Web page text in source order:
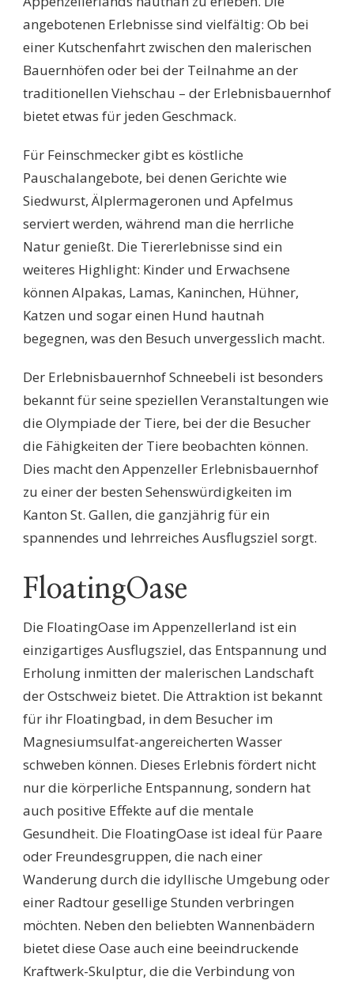
angebotenen Erlebnisse sind vielfältig: Ob bei
einer Kutschenfahrt zwischen den malerischen
Bauernhöfen oder bei der Teilnahme an der
traditionellen Viehschau – der Erlebnisbauernhof
bietet etwas für jeden Geschmack.
Für Feinschmecker gibt es köstliche
Pauschalangebote, bei denen Gerichte wie
Siedwurst, Älplermageronen und Apfelmus
serviert werden, während man die herrliche
Natur genießt. Die Tiererlebnisse sind ein
weiteres Highlight: Kinder und Erwachsene
können Alpakas, Lamas, Kaninchen, Hühner,
Katzen und sogar einen Hund hautnah
begegnen, was den Besuch unvergesslich macht.
Der Erlebnisbauernhof Schneebeli ist besonders
bekannt für seine speziellen Veranstaltungen wie
die Olympiade der Tiere, bei der die Besucher
die Fähigkeiten der Tiere beobachten können.
Dies macht den Appenzeller Erlebnisbauernhof
zu einer der besten Sehenswürdigkeiten im
Kanton St. Gallen, die ganzjährig für ein
spannendes und lehrreiches Ausflugsziel sorgt.
FloatingOase
Die FloatingOase im Appenzellerland ist ein
einzigartiges Ausflugsziel, das Entspannung und
Erholung inmitten der malerischen Landschaft
der Ostschweiz bietet. Die Attraktion ist bekannt
für ihr Floatingbad, in dem Besucher im
Magnesiumsulfat-angereicherten Wasser
schweben können. Dieses Erlebnis fördert nicht
nur die körperliche Entspannung, sondern hat
auch positive Effekte auf die mentale
Gesundheit. Die FloatingOase ist ideal für Paare
oder Freundesgruppen, die nach einer
Wanderung durch die idyllische Umgebung oder
einer Radtour gesellige Stunden verbringen
möchten. Neben den beliebten Wannenbädern
bietet diese Oase auch eine beeindruckende
Kraftwerk-Skulptur, die die Verbindung von